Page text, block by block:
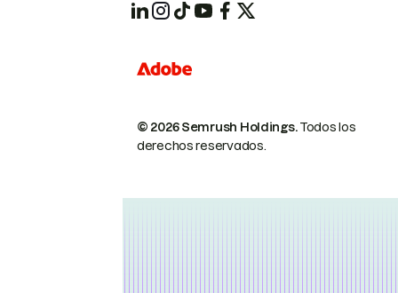
© 2026 Semrush Holdings.Todos los
derechos reservados.